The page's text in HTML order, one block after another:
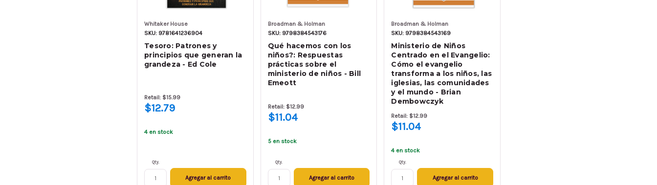
Whitaker House
SKU: 9781641236904
Tesoro: Patrones y
principios que generan la
grandeza - Ed Cole
Retail: $15.99
$12.79
4 en stock
Qty.
Agregar al carrito
Broadman & Holman
SKU: 9798384543176
Qué hacemos con los
niños?: Respuestas
prácticas sobre el
ministerio de niños - Bill
Emeott
Retail: $12.99
$11.04
5 en stock
Qty.
Agregar al carrito
Broadman & Holman
SKU: 9798384543169
Ministerio de Niños
Centrado en el Evangelio:
Cómo el evangelio
transforma a los niños, las
iglesias, las comunidades
y el mundo - Brian
Dembowczyk
Retail: $12.99
$11.04
4 en stock
Qty.
Agregar al carrito